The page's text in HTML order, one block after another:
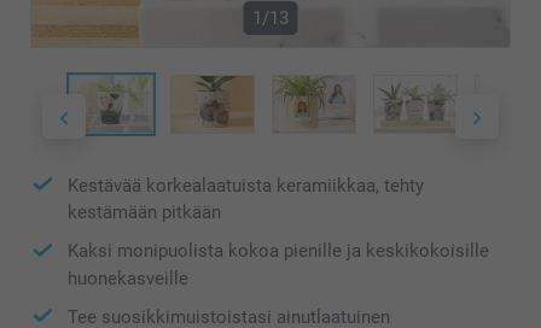
1/13
Kestävää korkealaatuista keramiikkaa, tehty
kestämään pitkään
Kaksi monipuolista kokoa pienille ja keskikokoisille
huonekasveille
Tee suosikkimuistoistasi ainutlaatuinen